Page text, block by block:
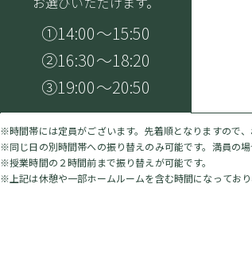
①14:00～15:50
②16:30～18:20
③19:00～20:50
※時間帯には定員がございます。先着順となりますので、
※同じ日の別時間帯への振り替えのみ可能です。満員の場
※授業時間の２時間前まで振り替えが可能です。
※上記は休憩や一部ホームルームを含む時間になってお